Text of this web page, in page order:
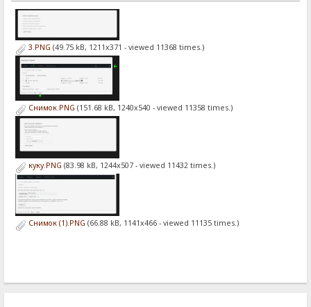
3.PNG (49.75 kB, 1211x371 - viewed 11368 times.)
Снимок.PNG (151.68 kB, 1240x540 - viewed 11358 times.)
куку.PNG (83.98 kB, 1244x507 - viewed 11432 times.)
Снимок (1).PNG (66.88 kB, 1141x466 - viewed 11135 times.)